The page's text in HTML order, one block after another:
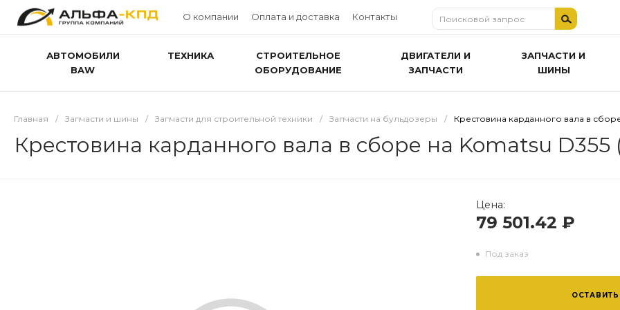
О компании Оплата и доставка Контакты
АВТОМОБИЛИ
BAW
ТЕХНИКА
СТРОИТЕЛЬНОЕ
ОБОРУДОВАНИЕ
ДВИГАТЕЛИ И
ЗАПЧАСТИ
ЗАПЧАСТИ И
ШИНЫ
Главная / Запчасти и шины / Запчасти для строительной техники / Запчасти на бульдозеры / Крестовина карданного вала в сборе
Крестовина карданного вала в сборе на Komatsu D355
Цена:
79 501.42 ₽
Под заказ